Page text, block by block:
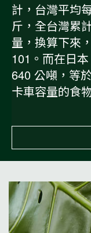
計，台灣平均
斤，全台灣累
量，換算下來
101。而在日
640 公噸，等
卡車容量的食